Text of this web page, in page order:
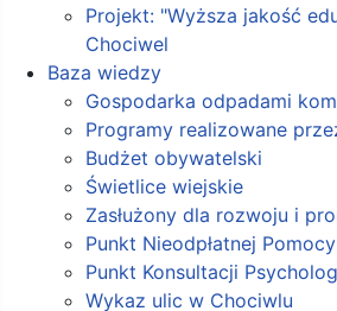
Projekt: "Wyższa jakość
Chociwel
Baza wiedzy
Gospodarka odpadami
Programy realizowane
Budżet obywatelski
Świetlice wiejskie
Zasłużony dla rozwoju i
Punkt Nieodpłatnej
Punkt Konsultacji
Wykaz ulic w Chociwlu